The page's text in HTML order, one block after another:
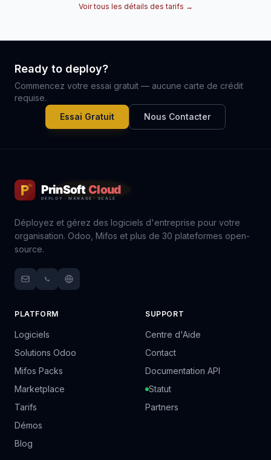
Voir tous les détails des tarifs →
Ready to deploy?
Commencez votre essai gratuit — aucune carte de crédit
requise.
Essai Gratuit
Nous Contacter
Déployez et gérez des logiciels d'entreprise pour votre
organisation. Odoo, Mifos et plus de 30 plateformes open-
source.
PLATFORM
Logiciels
Solutions Odoo
Mifos Packs
Marketplace
Tarifs
Démos
Blog
SUPPORT
Centre d'Aide
Contact
Documentation API
Statut
Partners